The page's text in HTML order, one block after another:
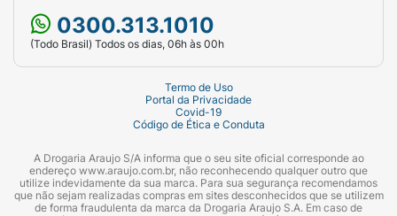
0300.313.1010
(Todo Brasil) Todos os dias, 06h às 00h
Termo de Uso
Portal da Privacidade
Covid-19
Código de Ética e Conduta
A Drogaria Araujo S/A informa que o seu site oficial corresponde ao
endereço www.araujo.com.br, não reconhecendo qualquer outro que
utilize indevidamente da sua marca. Para sua segurança recomendamos
que não sejam realizadas compras em sites desconhecidos que se utilizem
de forma fraudulenta da marca da Drogaria Araujo S.A. Em caso de